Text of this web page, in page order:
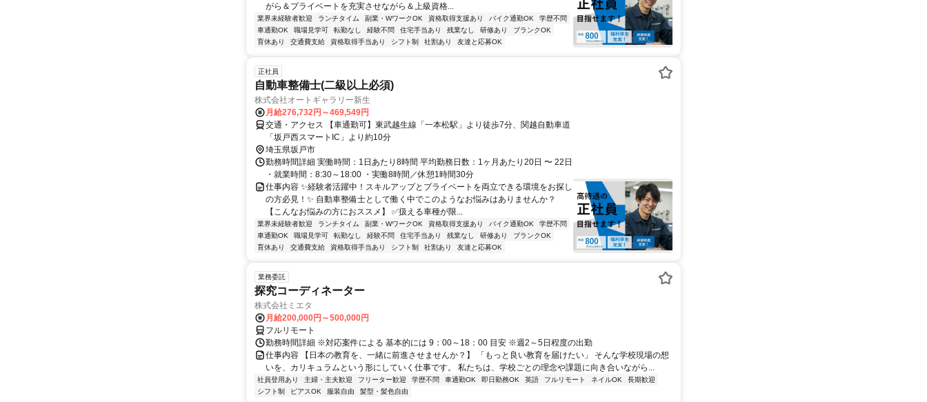
がら＆プライベートを充実させながら＆上級資格...
業界未経験者歓迎 ランチタイム 副業・WワークOK 資格取得支援あり バイク通勤OK
学歴不問
車通勤OK
職場見学可 転勤なし 経験不問 住宅手当あり 残業なし 研修あり
ブランクOK
育休あり
交通費支給 資格取得手当あり シフト制 社割あり 友達と応募OK
正社員
自動車整備士(二級以上必須)
株式会社オートギャラリー新生
月給276,732円～469,549円
交通・アクセス 【車通勤可】東武越生線「一本松駅」より徒歩7分、関越自動車道
「坂戸西スマートIC」より約10分
埼玉県坂戸市
勤務時間詳細 実働時間：1日あたり8時間 平均勤務日数：1ヶ月あたり20日 〜 22日
・就業時間：8:30～18:00 ・実働8時間／休憩1時間30分
仕事内容 ✨経験者活躍中！スキルアップとプライベートを両立できる環境をお探し
の方必見！✨ 自動車整備士として働く中でこのようなお悩みはありませんか？
【こんなお悩みの方におススメ】 ✅扱える車種が限...
業界未経験者歓迎 ランチタイム 副業・WワークOK 資格取得支援あり バイク通勤OK
学歴不問
車通勤OK
職場見学可 転勤なし 経験不問 住宅手当あり 残業なし 研修あり
ブランクOK
育休あり
交通費支給 資格取得手当あり シフト制 社割あり 友達と応募OK
業務委託
探究コーディネーター
株式会社ミエタ
月給200,000円～500,000円
フルリモート
勤務時間詳細 ※対応案件による 基本的には 9：00～18：00 目安 ※週2～5日程度の出勤
仕事内容 【日本の教育を、一緒に前進させませんか？】 「もっと良い教育を届けたい」 そんな学校現場の想
いを、カリキュラムという形にしていく仕事です。 私たちは、学校ごとの理念や課題に向き合いながら...
社員登用あり 主婦・主夫歓迎 フリーター歓迎 学歴不問 車通勤OK 即日勤務OK 英語 フルリモート ネイルOK
長期歓迎
シフト制
ピアスOK 服装自由 髪型・髪色自由